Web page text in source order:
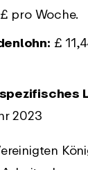
pro Woche.
£
2023